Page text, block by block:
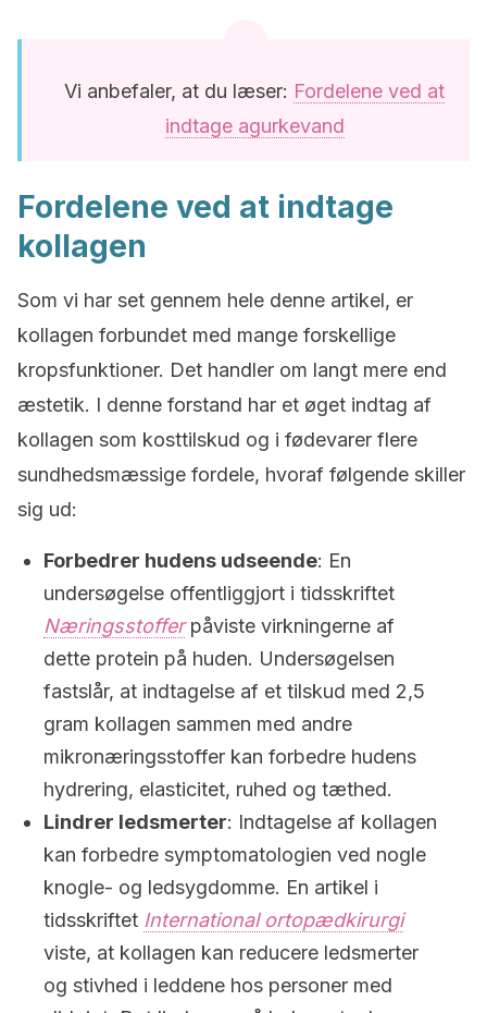
Vi anbefaler, at du læser: Fordelene ved at
indtage agurkevand
Fordelene ved at indtage
kollagen
Som vi har set gennem hele denne artikel, er
kollagen forbundet med mange forskellige
kropsfunktioner. Det handler om langt mere end
æstetik. I denne forstand har et øget indtag af
kollagen som kosttilskud og i fødevarer flere
sundhedsmæssige fordele, hvoraf følgende skiller
sig ud:
Forbedrer hudens udseende: En
undersøgelse offentliggjort i tidsskriftet
Næringsstofferpåviste virkningerne af
dette protein på huden. Undersøgelsen
fastslår, at indtagelse af et tilskud med 2,5
gram kollagen sammen med andre
mikronæringsstoffer kan forbedre hudens
hydrering, elasticitet, ruhed og tæthed.
Lindrer ledsmerter: Indtagelse af kollagen
kan forbedre symptomatologien ved nogle
knogle- og ledsygdomme. En artikel i
tidsskriftet International ortopædkirurgi
viste, at kollagen kan reducere ledsmerter
og stivhed i leddene hos personer med